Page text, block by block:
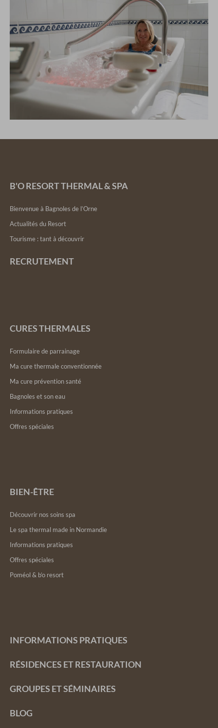
B'O RESORT THERMAL & SPA
Bienvenue à Bagnoles de l’Orne
Actualités du Resort
Tourisme : tant à découvrir
RECRUTEMENT
CURES THERMALES
Formulaire de parrainage
Ma cure thermale conventionnée
Ma cure prévention santé
Bagnoles et son eau
Informations pratiques
Offres spéciales
BIEN-ÊTRE
Découvrir nos soins spa
Le spa thermal made in Normandie
Informations pratiques
Offres spéciales
Poméol & b’o resort
INFORMATIONS PRATIQUES
RÉSIDENCES ET RESTAURATION
GROUPES ET SÉMINAIRES
BLOG